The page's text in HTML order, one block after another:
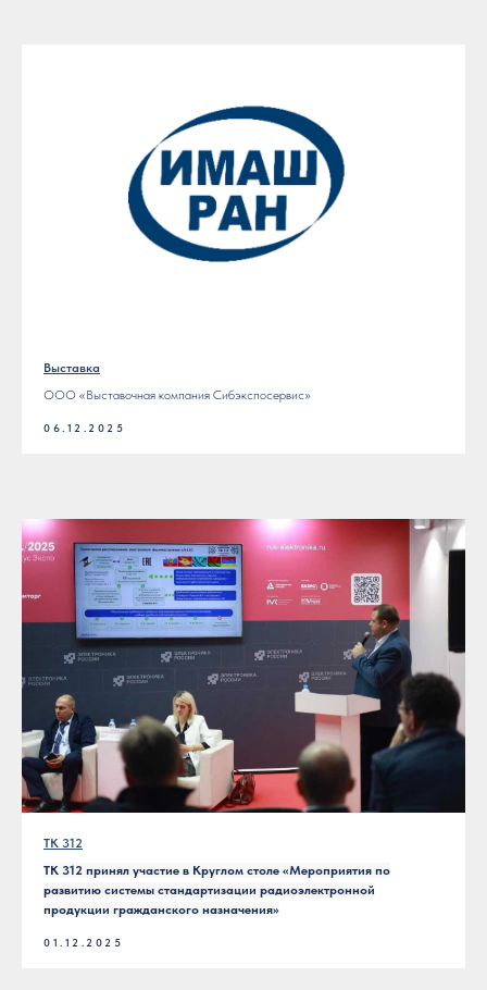
Выставка
ООО «Выставочная компания Сибэкспосервис»
06.12.2025
ТК 312
ТК 312 принял участие в Круглом столе «Мероприятия по
развитию системы стандартизации радиоэлектронной
продукции гражданского назначения»
01.12.2025